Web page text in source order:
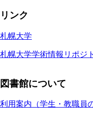
リンク
札幌大学
札幌大学学術情報リポジ
図書館について
利用案内（学生・教職員